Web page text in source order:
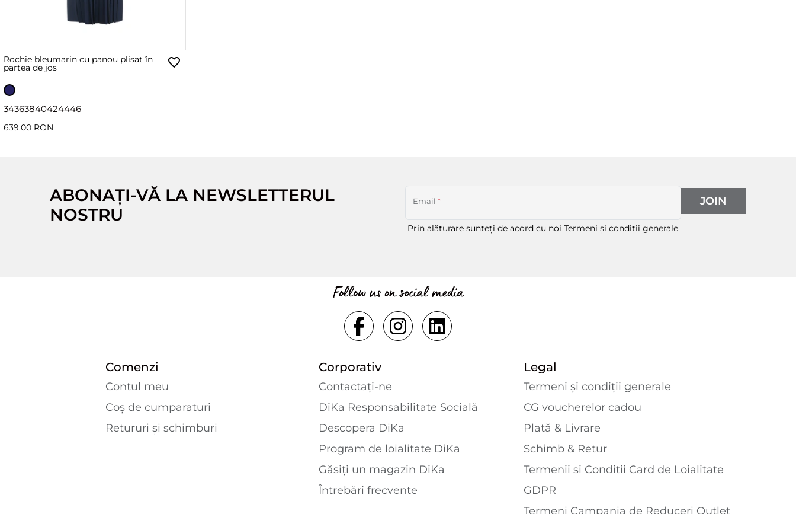
Rochie bleumarin cu panou plisat în
partea de jos
34363840424446
639.00 RON
ABONAȚI-VĂ LA NEWSLETTERUL
NOSTRU
Email *
Prin alăturare sunteți de acord cu noi Termeni și condiții generale
JOIN
Follow us on social media
Comenzi
Contul meu
Coș de cumparaturi
Retururi și schimburi
Corporativ
Contactaţi-ne
DiKa Responsabilitate Socială
Descopera DiKa
Program de loialitate DiKa
Găsiți un magazin DiKa
Întrebări frecvente
Legal
Termeni și condiții generale
CG voucherelor cadou
Plată & Livrare
Schimb & Retur
Termenii si Conditii Card de Loialitate
GDPR
Termeni Campania de Reduceri Outlet